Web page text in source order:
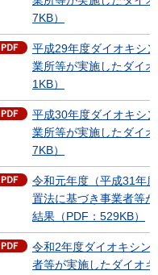
7KB）
平成29年度ダイオキシ
業所等が実施したダイ
1KB）
平成30年度ダイオキシ
業所等が実施したダイ
7KB）
令和元年度（平成31年
置法に基づき事業者等
結果（PDF：529KB）
令和2年度ダイオキシン
者等が実施したダイオ